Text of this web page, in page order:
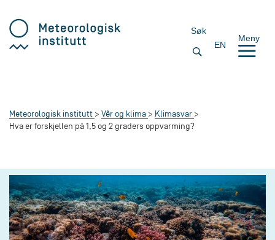
Søk
EN
Meny
Meteorologisk institutt Vêr og klima
Klimasvar
Hva er forskjellen på 1,5 og 2 graders oppvarming?